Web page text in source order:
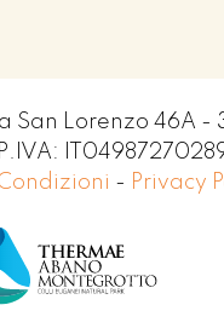
Lorenzo 46A -
- Privacy